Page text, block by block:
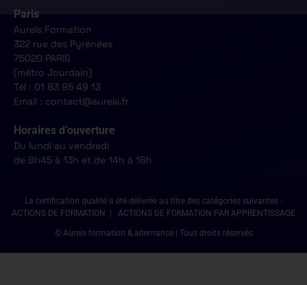
Paris
Aureïs Formation
322 rue des Pyrénées
75020 PARIS
(métro Jourdain)
Tél : 01 83 95 49 13
Email : contact@aureis.fr
Horaires d’ouverture
Du lundi au vendredi
de 8h45 à 13h et de 14h à 18h
La certification qualité a été délivrée au titre des catégories suivantes :
ACTIONS DE FORMATION | ACTIONS DE FORMATION PAR APPRENTISSAGE
© Aureis formation & alternance | Tous droits réservés